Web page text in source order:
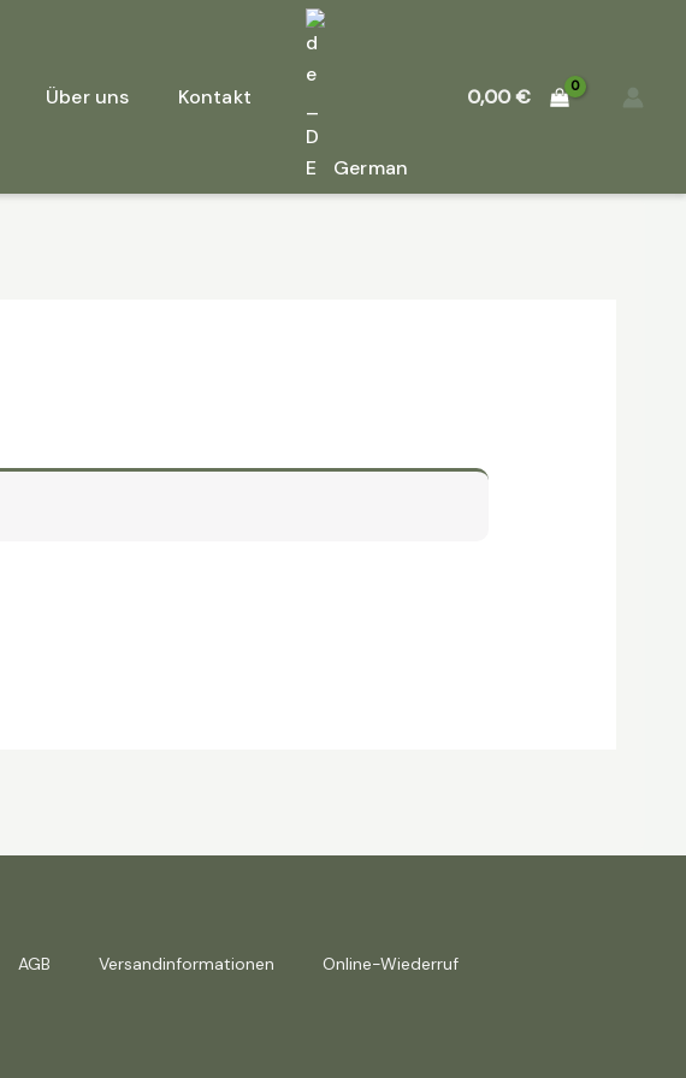
Über uns Kontakt
German
0,00€
AGB Versandinformationen Online-Wiederruf